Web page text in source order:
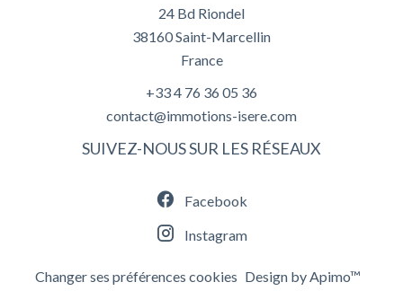
24 Bd Riondel
38160Saint-Marcellin
France
+33 4 76 36 05 36
contact@immotions-isere.com
SUIVEZ-NOUS SUR LES RÉSEAUX
Facebook
Instagram
Changer ses préférences cookies Design byApimo™